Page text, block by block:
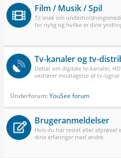
Film / Musik / Spil
Til snak om
for nylig og hvilke er dine
Tv-kanaler og tv-
Debat om digitale tv-kanaler,
vedrører modtagelse af tv-signal
Underforum:YouSee forum
Brugeranmeldelser
Hvis du har testet eller
dine erfaringer med andre.